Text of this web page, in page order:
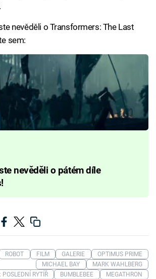
nevěděli o Transformers: The Last
sem:
nevěděli o pátém díle
ROBOT FILM GALERIE
OPTIMUS PRIME
MICHAEL BAY
MARK WAHLBERG
POSLEDNÍ RYTÍŘ
BUMBLEBEE
MEGATHRON